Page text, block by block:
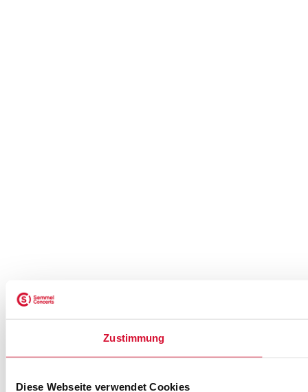
Zustimmung
Diese Webseite verwendet Cookies